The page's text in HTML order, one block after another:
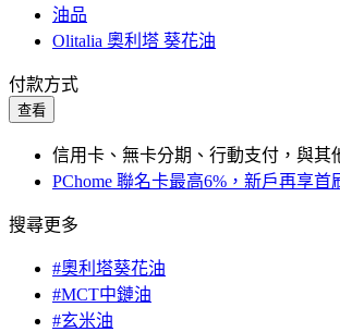
油品
Olitalia 奧利塔 葵花油
付款方式
查看
信用卡、無卡分期、行動支付，與其
PChome 聯名卡最高6%，新戶再享首
搜尋更多
#奧利塔葵花油
#MCT中鏈油
#玄米油